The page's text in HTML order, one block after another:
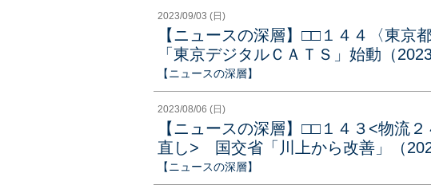
2023/09/03 (日)
【ニュースの深層】□□１４４〈東
「東京デジタルＣＡＴＳ」始動（
【ニュースの深層】
2023/08/06 (日)
【ニュースの深層】□□１４３<物流
直し> 国交省「川上から改善」（
【ニュースの深層】